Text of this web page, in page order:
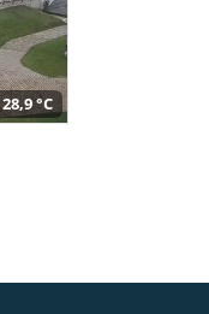
28,9 °C